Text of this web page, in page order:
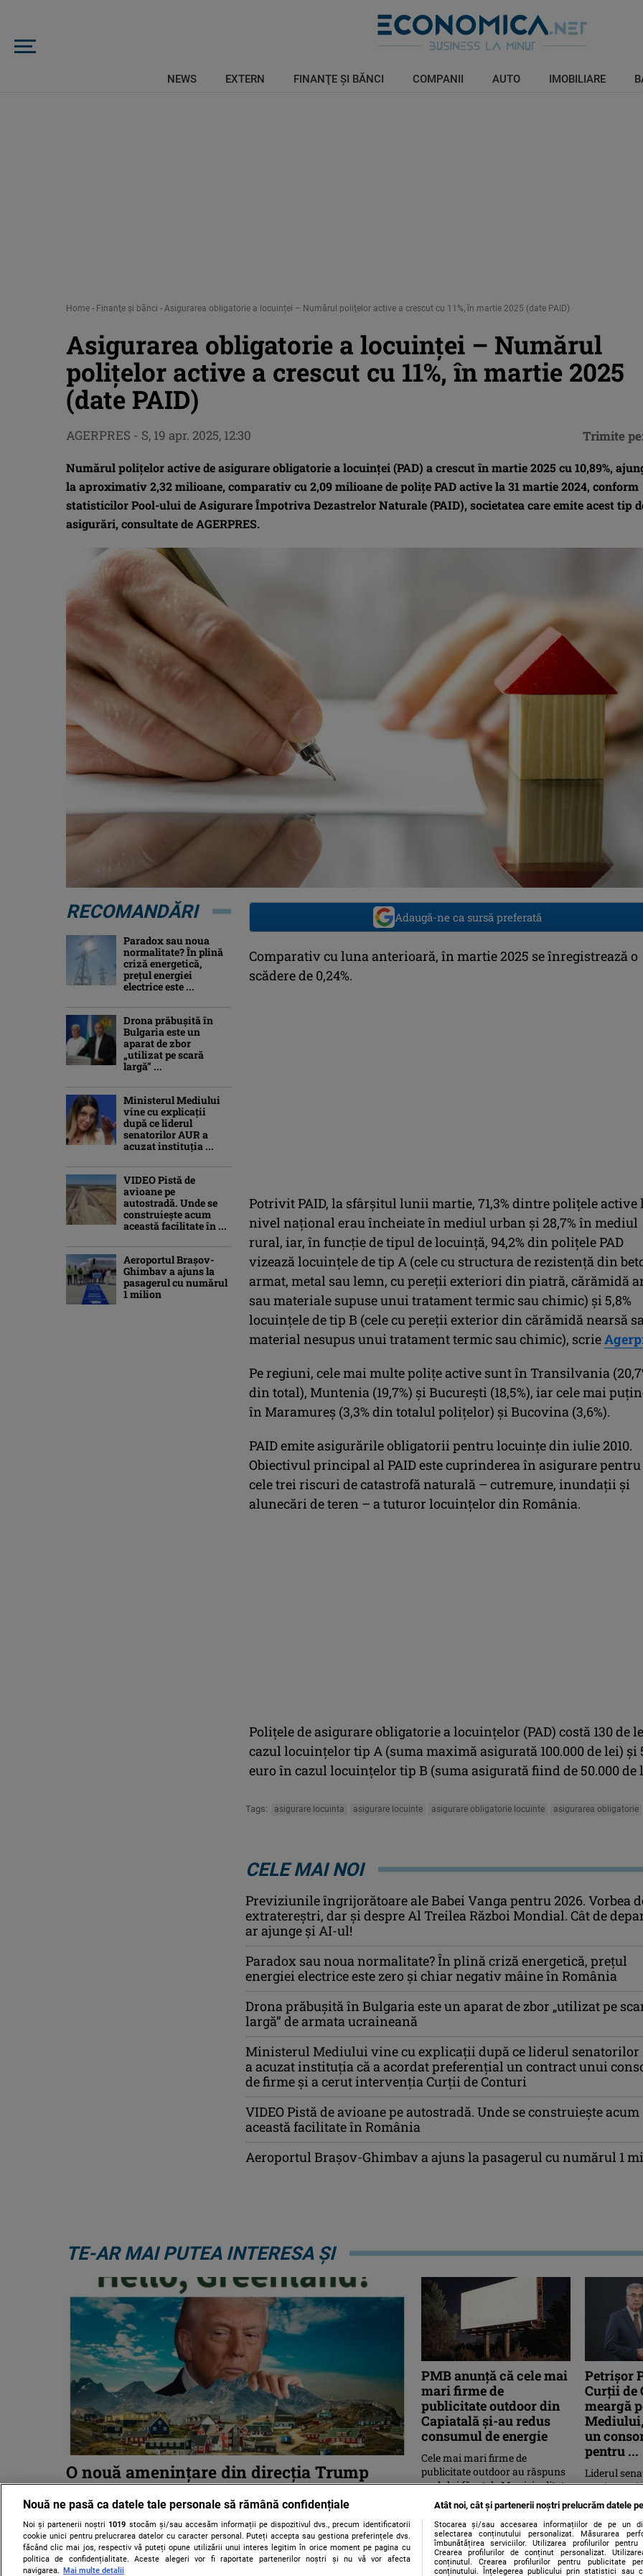
NEWS EXTERN FINANŢE ŞI BĂNCI COMPANII AUTO IMOBILIARE
Home - Finanţe şi bănci - Asigurarea obligatorie a locuinței – Numărul poliţelor active a crescut cu 11%, în martie 2025 (date PAID)
Asigurarea obligatorie a locuinței – Numărul
poliţelor active a crescut cu 11%, în martie 2025
(date PAID)
Numărul poliţelor active de asigurare obligatorie a locuinţei (PAD) a crescut în martie 2025 cu 10,89%,
la aproximativ 2,32 milioane, comparativ cu 2,09 milioane de poliţe PAD active la 31 martie 2024, conform
statisticilor Pool-ului de Asigurare Împotriva Dezastrelor Naturale (PAID), societatea care emite acest tip
asigurări, consultate de AGERPRES.
AGERPRES - S, 19 apr. 2025, 12:30 Trimite pe:
Adaugă-ne ca sursă preferată
Comparativ cu luna anterioară, în martie 2025 se înregistrează o
scădere de 0,24%.
Potrivit PAID, la sfârşitul lunii martie, 71,3% dintre poliţele active
nivel naţional erau încheiate în mediul urban şi 28,7% în mediul
rural, iar, în funcţie de tipul de locuinţă, 94,2% din poliţele PAD
vizează locuinţele de tip A (cele cu structura de rezistenţă din
armat, metal sau lemn, cu pereţii exteriori din piatră, cărămidă
sau materiale supuse unui tratament termic sau chimic) şi 5,8%
locuinţele de tip B (cele cu pereţii exterior din cărămidă nearsă
material nesupus unui tratament termic sau chimic), scrie
Pe regiuni, cele mai multe poliţe active sunt în Transilvania
din total), Muntenia (19,7%) şi Bucureşti (18,5%), iar cele mai
în Maramureş (3,3% din totalul poliţelor) şi Bucovina (3,6%).
PAID emite asigurările obligatorii pentru locuinţe din iulie 2010.
Obiectivul principal al PAID este cuprinderea în asigurare pentru
cele trei riscuri de catastrofă naturală – cutremure, inundaţii şi
alunecări de teren – a tuturor locuinţelor din România.
Poliţele de asigurare obligatorie a locuinţelor (PAD) costă 130 de
cazul locuinţelor tip A (suma maximă asigurată 100.000 de lei) şi
euro în cazul locuinţelor tip B (suma asigurată fiind de 50.000 de
Tags: asigurare locuinta asigurare locuinte asigurare obligatorie locuinte asigurarea obligatorie
CELE MAI NOI
Previziunile îngrijorătoare ale Babei Vanga pentru 2026. Vorbea
extratereștri, dar și despre Al Treilea Război Mondial. Cât de
ar ajunge și AI-ul!
Paradox sau noua normalitate? În plină criză energetică, prețul
energiei electrice este zero și chiar negativ mâine în România
Drona prăbuşită în Bulgaria este un aparat de zbor „utilizat pe
largă” de armata ucraineană
Ministerul Mediului vine cu explicații după ce liderul senatorilor
a acuzat instituția că a acordat preferențial un contract unui
de firme și a cerut intervenția Curții de Conturi
VIDEO Pistă de avioane pe autostradă. Unde se construiește acum
această facilitate în România
Aeroportul Brașov-Ghimbav a ajuns la pasagerul cu numărul 1
RECOMANDĂRI
Paradox sau noua
normalitate? În plină
criză energetică,
prețul energiei
electrice este ...
Drona prăbuşită în
Bulgaria este un
aparat de zbor
„utilizat pe scară
largă” ...
Ministerul Mediului
vine cu explicații
după ce liderul
senatorilor AUR a
acuzat instituția ...
VIDEO Pistă de
avioane pe
autostradă. Unde se
construiește acum
această facilitate în ...
Aeroportul Brașov-
Ghimbav a ajuns la
pasagerul cu numărul
1 milion
TE-AR MAI PUTEA INTERESA ȘI
O nouă amenințare din direcția Trump
spre Groenlanda. O companie petrolieră
apropiată de președintele american se
pregătește ...
O companie petrolieră americană legată de Donald Trump se pregăteşte
să foreze puţuri în zone îndepărtate din Groenlanda, în ciuda faptului că
PMB anunță că cele mai
mari firme de
publicitate outdoor din
Capiatală și-au redus
consumul de energie
Cele mai mari firme de
publicitate outdoor au răspuns
apelului făcut de Municipalitate
de a opri ecranele digitale şi ...
Petrişor
Curții de
meargă
un
pentru ...
Liderul
Petrişor
Bolojan de
publici,
...
Nouă ne pasă ca datele tale personale să rămână confidențiale
Noi și partenerii noștri1019 stocăm și/sau accesăm informații pe dispozitivul dvs., precum identificatorii
cookie unici pentru prelucrarea datelor cu caracter personal. Puteți accepta sau gestiona preferințele dvs.
făcând clic mai jos, respectiv vă puteți opune utilizării unui interes legitim în orice moment pe pagina cu
politica de confidențialitate. Aceste alegeri vor fi raportate partenerilor noștri și nu vă vor afecta
navigarea.
Mai multe detalii
Atât noi, cât și partenerii noștri prelucrăm datele
Stocarea și/sau accesarea informațiilor de pe un
selectarea conținutului personalizat. Măsurarea
îmbunătățirea serviciilor. Utilizarea profilurilor
Crearea profilurilor de conținut personalizat.
conținutul. Crearea profilurilor pentru publicitate
conținutului. Înțelegerea publicului prin statistici sau